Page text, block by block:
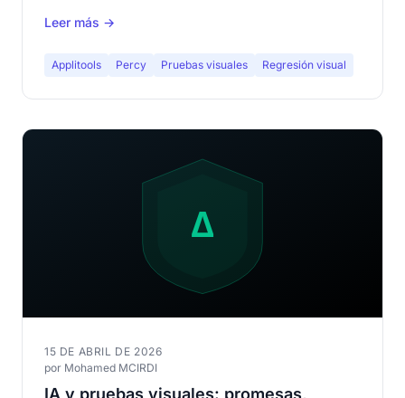
Leer más →
Applitools Percy Pruebas visuales Regresión visual
15 DE ABRIL DE 2026
por Mohamed MCIRDI